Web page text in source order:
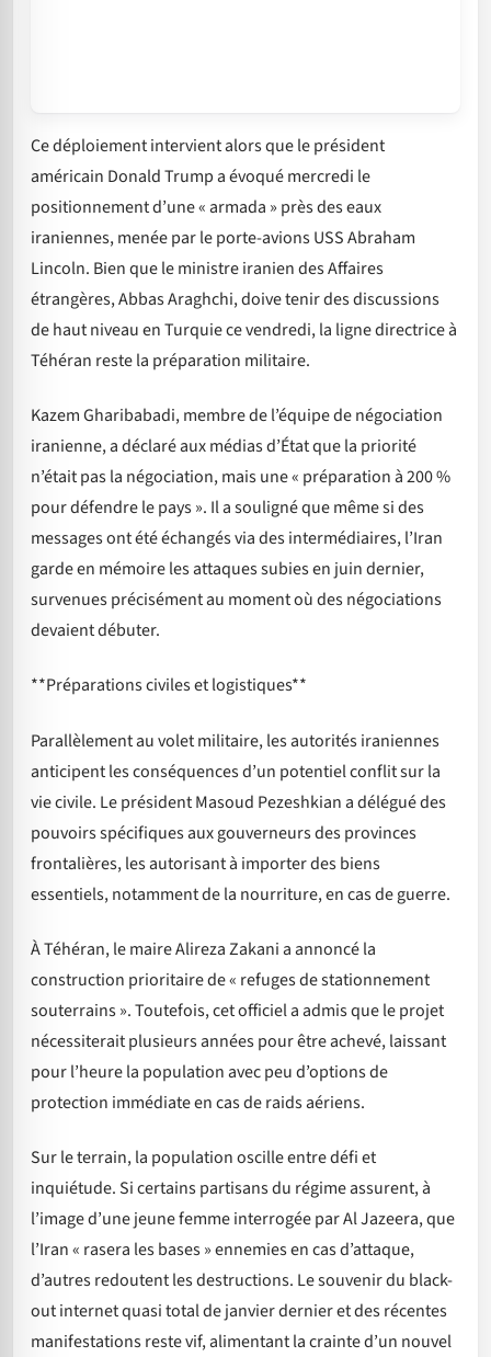
Ce déploiement intervient alors que le président
américain Donald Trump a évoqué mercredi le
positionnement d’une « armada » près des eaux
iraniennes, menée par le porte-avions USS Abraham
Lincoln. Bien que le ministre iranien des Affaires
étrangères, Abbas Araghchi, doive tenir des discussions
de haut niveau en Turquie ce vendredi, la ligne directrice à
Téhéran reste la préparation militaire.
Kazem Gharibabadi, membre de l’équipe de négociation
iranienne, a déclaré aux médias d’État que la priorité
n’était pas la négociation, mais une « préparation à 200 %
pour défendre le pays ». Il a souligné que même si des
messages ont été échangés via des intermédiaires, l’Iran
garde en mémoire les attaques subies en juin dernier,
survenues précisément au moment où des négociations
devaient débuter.
**Préparations civiles et logistiques**
Parallèlement au volet militaire, les autorités iraniennes
anticipent les conséquences d’un potentiel conflit sur la
vie civile. Le président Masoud Pezeshkian a délégué des
pouvoirs spécifiques aux gouverneurs des provinces
frontalières, les autorisant à importer des biens
essentiels, notamment de la nourriture, en cas de guerre.
À Téhéran, le maire Alireza Zakani a annoncé la
construction prioritaire de « refuges de stationnement
souterrains ». Toutefois, cet officiel a admis que le projet
nécessiterait plusieurs années pour être achevé, laissant
pour l’heure la population avec peu d’options de
protection immédiate en cas de raids aériens.
Sur le terrain, la population oscille entre défi et
inquiétude. Si certains partisans du régime assurent, à
l’image d’une jeune femme interrogée par Al Jazeera, que
l’Iran « rasera les bases » ennemies en cas d’attaque,
d’autres redoutent les destructions. Le souvenir du black-
out internet quasi total de janvier dernier et des récentes
manifestations reste vif, alimentant la crainte d’un nouvel